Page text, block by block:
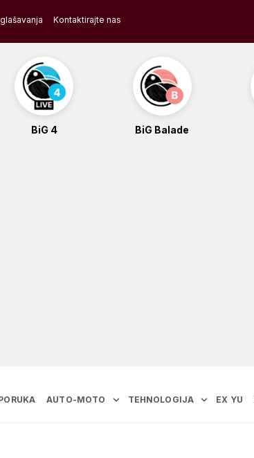
Kontaktirajte nas
BiG 4 BiG Balade
AUTO-MOTO TEHNOLOGIJA EX YU